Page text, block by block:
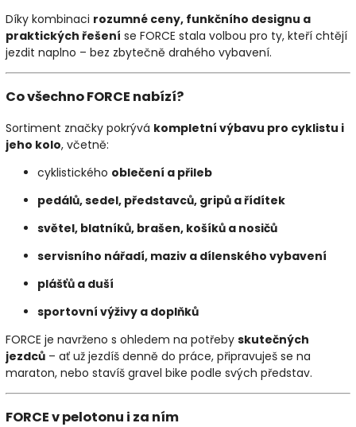
Díky kombinaci rozumné ceny, funkčního designu a
praktických řešení se FORCE stala volbou pro ty, kteří chtějí
jezdit naplno – bez zbytečně drahého vybavení.
Co všechno FORCE nabízí?
Sortiment značky pokrývá kompletní výbavu pro cyklistu i
jeho kolo, včetně:
cyklistického oblečení a přileb
pedálů, sedel, představců, gripů a řídítek
světel, blatníků, brašen, košíků a nosičů
servisního nářadí, maziv a dílenského vybavení
plášťů a duší
sportovní výživy a doplňků
FORCE je navrženo s ohledem na potřeby skutečných
jezdců – ať už jezdíš denně do práce, připravuješ se na
maraton, nebo stavíš gravel bike podle svých představ.
FORCE v pelotonu i za ním